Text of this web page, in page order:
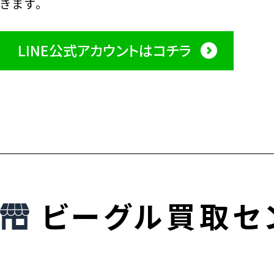
きます。
LINE公式アカウントはコチラ
ビーグル買取セ